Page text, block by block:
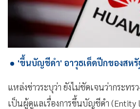
'ขึ้นบัญชีดำ' อาวุธเด็ดปีกของสหรั
แหล่งข่าวระบุว่า ยังไม่ชัดเจนว่ากระท
เป็นผู้ดูแลเรื่องการขึ้นบัญชีดำ